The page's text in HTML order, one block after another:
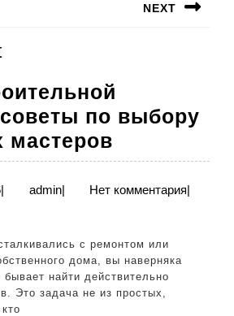
NEXT
по выбору
мастеров
бригады:
по
выбору
надежных
9| adminadmin
| Нет комментария|
дома, вы наверняка
бывает найти действительно
Это задача не из простых,